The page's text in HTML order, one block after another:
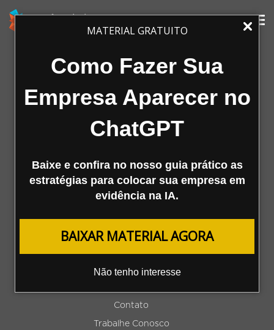
MATERIAL GRATUITO
Como Fazer Sua
Empresa Aparecer no
ChatGPT
Baixe e confira no nosso guia prático as
estratégias para colocar sua empresa em
evidência na IA.
BAIXAR MATERIAL AGORA
Não tenho interesse
A Mestre
Agência
Cases de Sucesso
Materiais Ricos
Contato
Trabalhe Conosco